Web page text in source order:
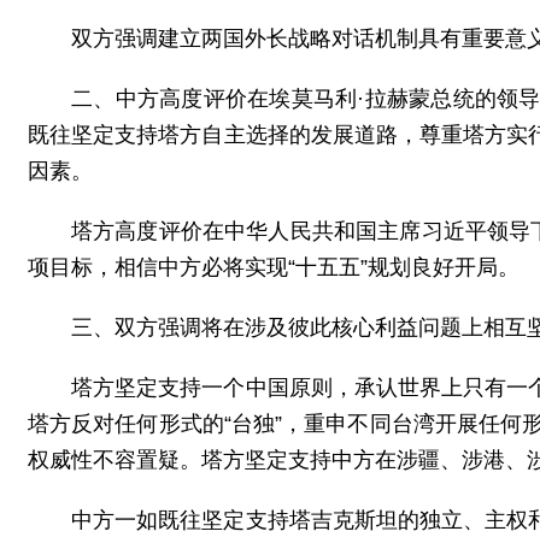
双方强调建立两国外长战略对话机制具有重要意
二、中方高度评价在埃莫马利·拉赫蒙总统的领
既往坚定支持塔方自主选择的发展道路，尊重塔方
因素。
塔方高度评价在中华人民共和国主席习近平领
项目标，相信中方必将实现“十五五”规划良好开局。
三、双方强调将在涉及彼此核心利益问题上相
塔方坚定支持一个中国原则，承认世界上只有
塔方反对任何形式的“台独”，重申不同台湾开展任
权威性不容置疑。塔方坚定支持中方在涉疆、涉港、
中方一如既往坚定支持塔吉克斯坦的独立、主